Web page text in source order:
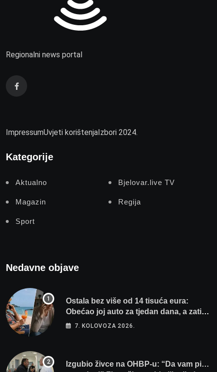
Regionalni news portal
ImpressumUvjeti korištenja Izbori 2024.
Kategorije
Aktualno Bjelovar.live TV
Magazin Regija
Sport
Nedavne objave
Ostala bez više od 14 tisuća eura:
Obećao joj auto za tjedan dana, a zatim
izmišljao opravdanja
7. KOLOVOZA 2026.
Izgubio živce na OHBP-u: “Da vam pi…